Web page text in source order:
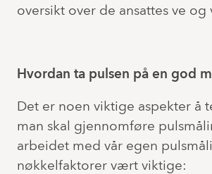
oversikt over de ansattes ve og
Hvordan ta pulsen på en god
Det er noen viktige aspekter å
man skal gjennomføre
arbeidet med vår egen
nøkkelfaktorer vært viktige: